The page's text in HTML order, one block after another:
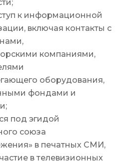
к информационной
включая контакты с
компаниями,
оборудования,
фондами и
под эгидой
союза
в печатных СМИ,
в телевизионных